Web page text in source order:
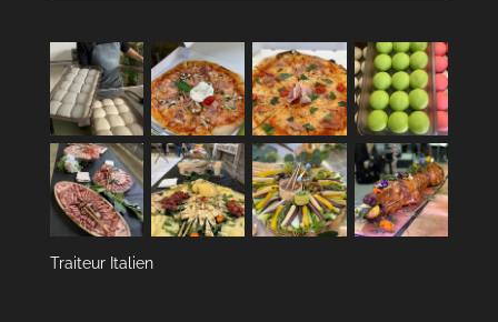
Traiteur Italien